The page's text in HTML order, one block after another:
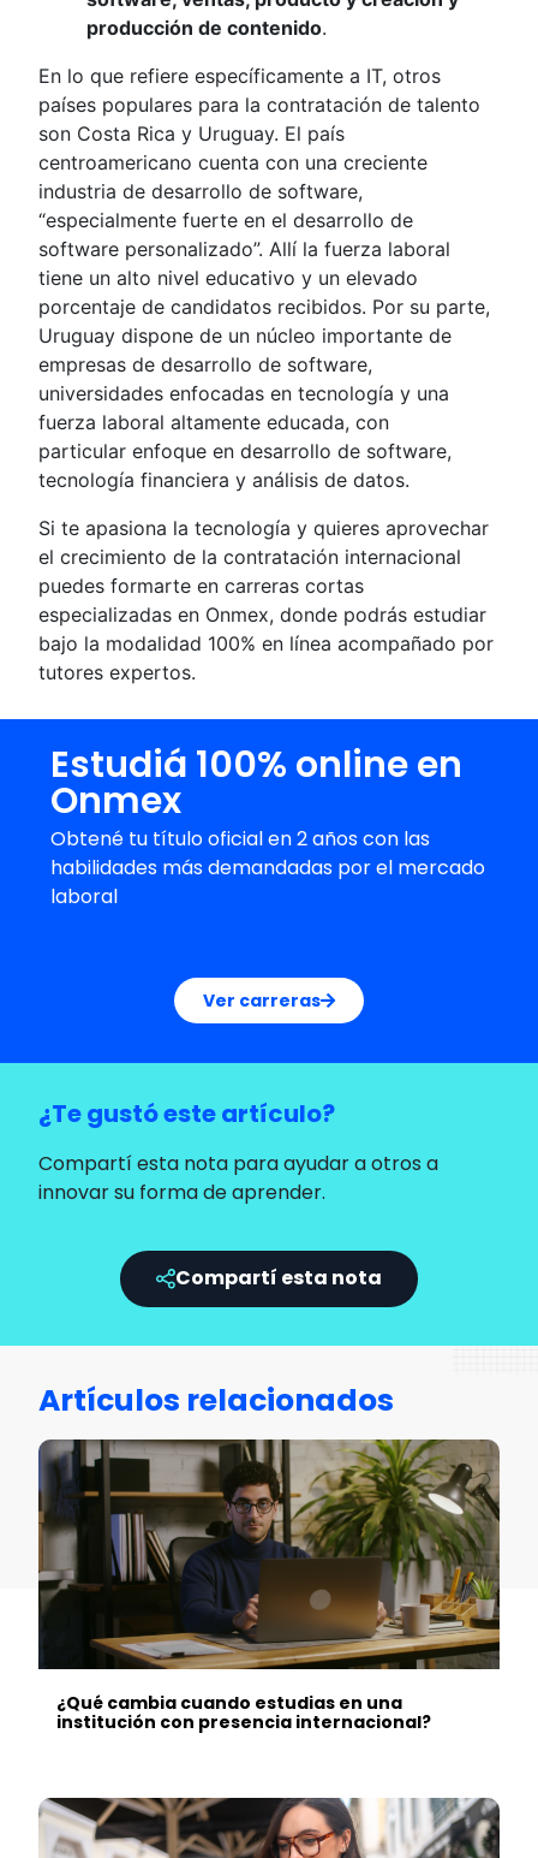
producción de contenido.
En lo que refiere específicamente a IT, otros
países populares para la contratación de talento
son Costa Rica y Uruguay. El país
centroamericano cuenta con una creciente
industria de desarrollo de software,
“especialmente fuerte en el desarrollo de
software personalizado”. Allí la fuerza laboral
tiene un alto nivel educativo y un elevado
porcentaje de candidatos recibidos. Por su parte,
Uruguay dispone de un núcleo importante de
empresas de desarrollo de software,
universidades enfocadas en tecnología y una
fuerza laboral altamente educada, con
particular enfoque en desarrollo de software,
tecnología financiera y análisis de datos.
Si te apasiona la tecnología y quieres aprovechar
el crecimiento de la contratación internacional
puedes formarte en carreras cortas
especializadas en Onmex, donde podrás estudiar
bajo la modalidad 100% en línea acompañado por
tutores expertos.
Estudiá 100% online en
Onmex
Obtené tu título oficial en 2 años con las
habilidades más demandadas por el mercado
laboral
Ver carreras
¿Te gustó este artículo?
Compartí esta nota para ayudar a otros a
innovar su forma de aprender.
Compartí esta nota
Artículos relacionados
¿Qué cambia cuando estudias en una
institución con presencia internacional?